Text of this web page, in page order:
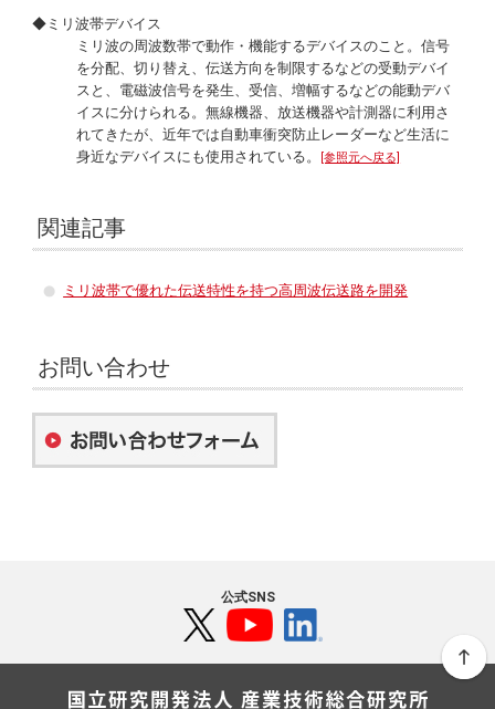
◆ミリ波帯デバイス
ミリ波の周波数帯で動作・機能するデバイスのこと。信号
を分配、切り替え、伝送方向を制限するなどの受動デバイ
スと、電磁波信号を発生、受信、増幅するなどの能動デバ
イスに分けられる。無線機器、放送機器や計測器に利用さ
れてきたが、近年では自動車衝突防止レーダーなど生活に
身近なデバイスにも使用されている。
[参照元へ戻る]
関連記事
ミリ波帯で優れた伝送特性を持つ高周波伝送路を開発
お問い合わせ
公式SNS